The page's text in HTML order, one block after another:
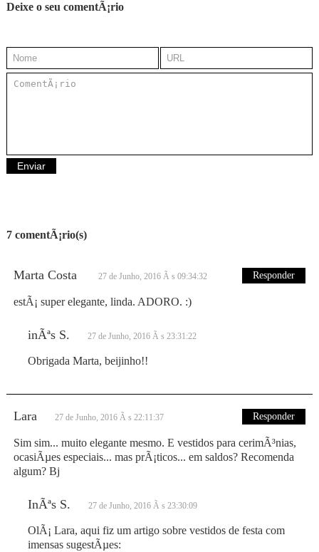
Deixe o seu comentÃ¡rio
7 comentÃ¡rio(s)
Marta Costa 27 de Junho, 2016 Ã s 09:34:32 Responder
estÃ¡ super elegante, linda. ADORO. :)
inÃªs S. 27 de Junho, 2016 Ã s 23:31:22
Obrigada Marta, beijinho!!
Lara 27 de Junho, 2016 Ã s 22:11:37 Responder
Sim sim... muito elegante mesmo. E vestidos para cerimÃ³nias,
ocasiÃµes especiais... mas prÃ¡ticos... em saldos? Recomenda
algum? Bj
InÃªs S. 27 de Junho, 2016 Ã s 23:30:09
OlÃ¡ Lara, aqui fiz um artigo sobre vestidos de festa com
imensas sugestÃµes: